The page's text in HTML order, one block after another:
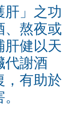
」之功
熬夜或
健以天
謝酒
有助於